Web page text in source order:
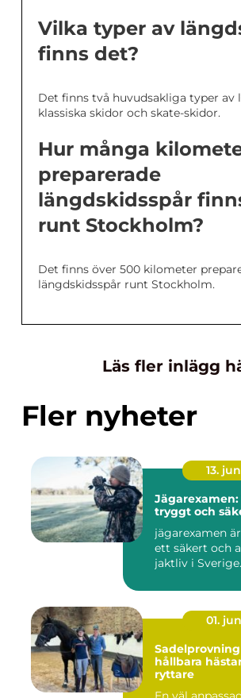
Vilka typer av
finns det?
Det finns två huvudsakliga typer av
klassiska skidor och skate-skidor.
Hur många
preparerade
längdskidsspår
runt Stockholm?
Det finns över 500 kilometer
längdskidsspår runt Stockholm.
Läs fler inlägg
Fler nyheter
13. jun
tryggt och
jägarexamen
ett säkert och
jaktliv i
01. jun
Sadelprovning nyckeln till
hållbara
ryttare